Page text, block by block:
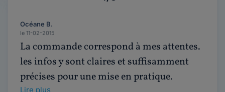
Océane B.
le 11-02-2015
La commande correspond à mes attentes.
les infos y sont claires et suffisamment
précises pour une mise en pratique.
Lire plus